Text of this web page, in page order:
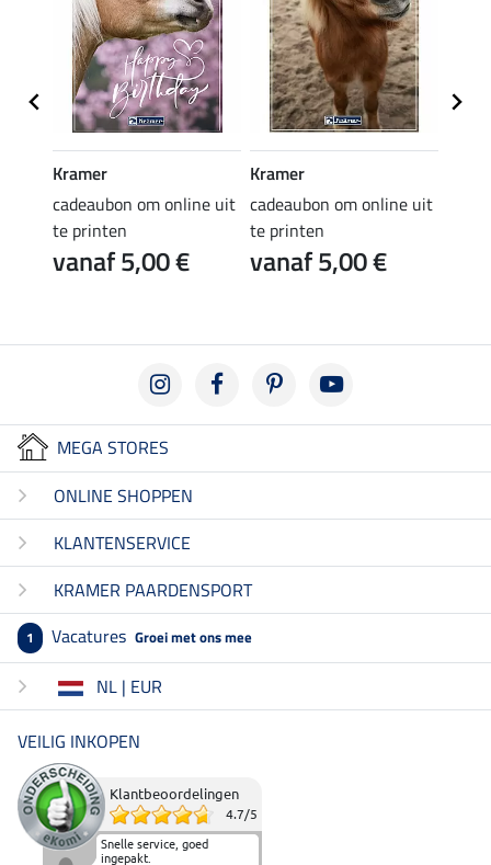
Kramer
cadeaubon om online uit
te printen
vanaf 5,00 €
Kramer
cadeaubon om online uit
te printen
vanaf 5,00 €
MEGA STORES
ONLINE SHOPPEN
KLANTENSERVICE
KRAMER PAARDENSPORT
1 Vacatures Groei met ons mee
NL | EUR
VEILIG INKOPEN
Klantbeoordelingen
4.7/5
Snelle service, goed
ingepakt.